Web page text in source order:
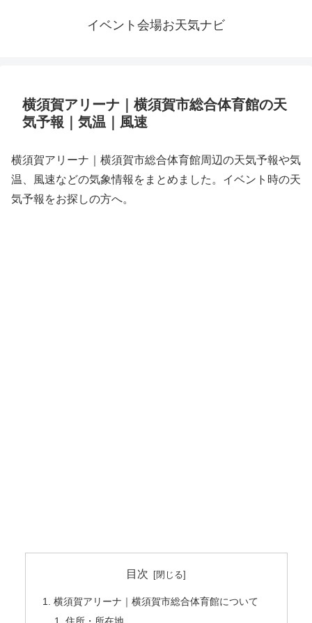
イベント会場お天気ナビ
横須賀アリーナ｜横須賀市総合体育館の天
気予報｜気温｜風速
横須賀アリーナ｜横須賀市総合体育館周辺の天気予報や気
温、風速などの気象情報をまとめました。イベント時の天
気予報をお探しの方へ。
目次
横須賀アリーナ｜横須賀市総合体育館について